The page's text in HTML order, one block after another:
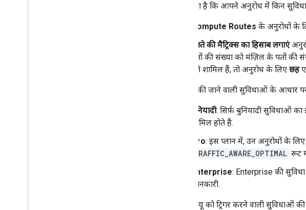
देखा जाता है कि आपने अनुरोध में किन
Compute Routes के अनुरोधों के
रास्ते की मैट्रिक्स का हिसाब लगाएं
पतों की संख्या को मंज़िल के पतों की
पते शामिल हैं, तो अनुरोध के लिए छह
इस्तेमाल की जाने वाली सुविधाओं के आधार
बुनियादी: सिर्फ़ बुनियादी सुविधाओं
शामिल होते हैं.
Pro: इस प्लान में, उन अनुरोधों के
TRAFFIC_AWARE_OPTIMAL रूट
Enterprise: Enterprise की
जानकारी.
इन एसकेयू को ट्रिगर करने वाली सुविधाओं